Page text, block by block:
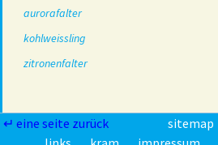
aurorafalter
kohlweissling
zitronenfalter
↵ eine seite zurück sitemap